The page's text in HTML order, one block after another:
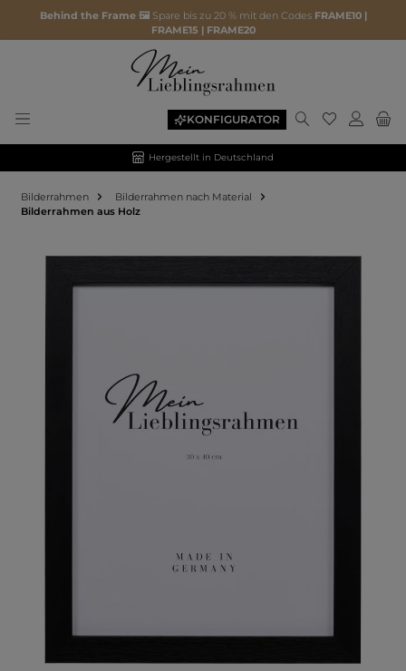
Behind the Frame 🖼️ Spare bis zu 20 % mit den Codes FRAME10 |
FRAME15 | FRAME20
KONFIGURATOR
Hergestellt in Deutschland
Bilderrahmen
Bilderrahmen nach Material
Bilderrahmen aus Holz